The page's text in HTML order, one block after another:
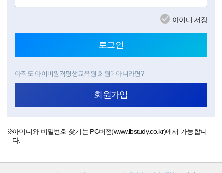
아이디 저장
로그인
아직도 아이비원격평생교육원 회원이아니라면?
회원가입
아이디와 비밀번호 찾기는 PC버전(www.ibstudy.co.kr)에서 가능합니
다.